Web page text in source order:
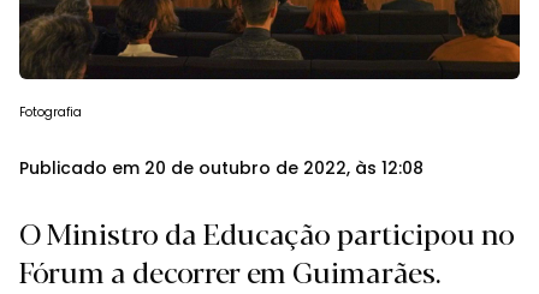
Fotografia
Publicado em 20 de outubro de 2022, às 12:08
O Ministro da Educação participou no
Fórum a decorrer em Guimarães.